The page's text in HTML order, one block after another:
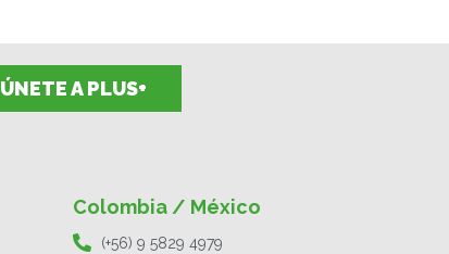
ÚNETE A PLUS+
Colombia / México
(+56) 9 5829 4979